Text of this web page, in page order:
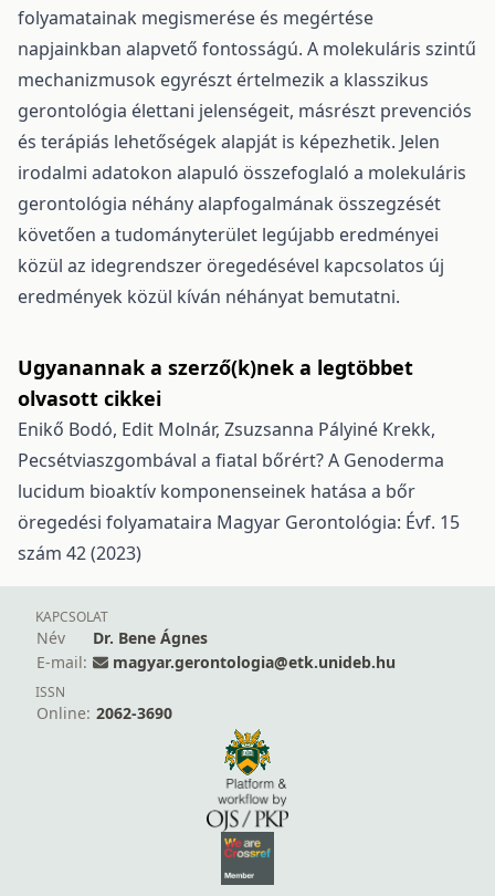
folyamatainak megismerése és megértése
napjainkban alapvető fontosságú. A molekuláris szintű
mechanizmusok egyrészt értelmezik a klasszikus
gerontológia élettani jelenségeit, másrészt prevenciós
és terápiás lehetőségek alapját is képezhetik. Jelen
irodalmi adatokon alapuló összefoglaló a molekuláris
gerontológia néhány alapfogalmának összegzését
követően a tudományterület legújabb eredményei
közül az idegrendszer öregedésével kapcsolatos új
eredmények közül kíván néhányat bemutatni.
Ugyanannak a szerző(k)nek a legtöbbet
olvasott cikkei
Enikő Bodó, Edit Molnár, Zsuzsanna Pályiné Krekk,
Pecsétviaszgombával a fiatal bőrért? A Genoderma
lucidum bioaktív komponenseinek hatása a bőr
öregedési folyamataira Magyar Gerontológia: Évf. 15
szám 42 (2023)
KAPCSOLAT
Név
Dr. Bene Ágnes
E-mail:
magyar.gerontologia@etk.unideb.hu
ISSN
Online: 2062-3690